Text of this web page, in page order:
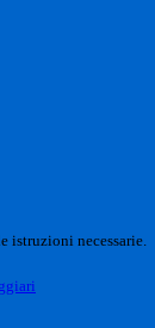
istruzioni necessarie.